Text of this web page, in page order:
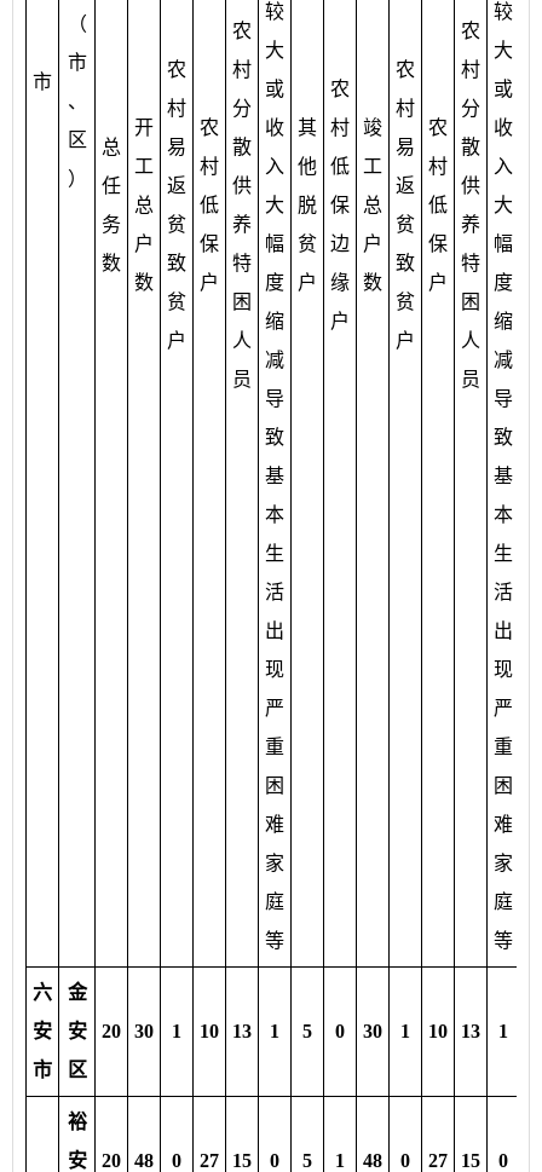
市
（
市
、
区
）
总
任
务
数
开
工
总
户
数
农
村
易
返
贫
致
贫
户
农
村
低
保
户
农
村
分
散
供
养
特
困
人
员
较
大
或
收
入
大
幅
度
缩
减
导
致
基
本
生
活
出
现
严
重
困
难
家
庭
等
其
他
脱
贫
户
农
村
低
保
边
缘
户
竣
工
总
户
数
农
村
易
返
贫
致
贫
户
农
村
低
保
户
农
村
分
散
供
养
特
困
人
员
较
大
或
收
入
大
幅
度
缩
减
导
致
基
本
生
活
出
现
严
重
困
难
家
庭
等
六
安
市
金
安
区
20 30 1 10 13 1 5 0 30 1 10 13 1
裕
安
20 48 0 27 15 0 5 1 48 0 27 15 0